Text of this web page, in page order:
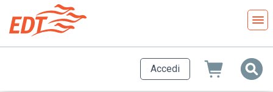
contenuto
principale
Accedi